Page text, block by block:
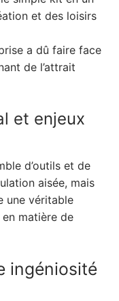
et des loisirs
a dû faire face
de l’attrait
et enjeux
d’outils et de
aisée, mais
une véritable
matière de
ingéniosité